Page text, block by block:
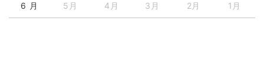
6 月 5月 4月 3月 2月 1月